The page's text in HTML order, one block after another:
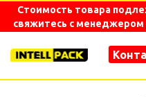
Стоимость товара
свяжитесь с